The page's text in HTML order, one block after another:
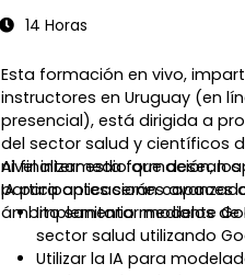
14 Horas
Esta formación en vivo,
instructores en Uruguay (en
presencial), está dirigida a
del sector salud y científicos
nivel intermedio que desean
IA para aplicaciones
ámbito sanitario mediante
Al finalizar esta formación, los
participantes serán capaces
Implementar modelos de
sector salud utilizando
Utilizar la IA para